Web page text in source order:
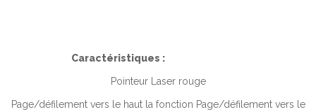
Caractéristiques :
Pointeur Laser rouge
Page/défilement vers le haut la fonction Page/défilement vers le